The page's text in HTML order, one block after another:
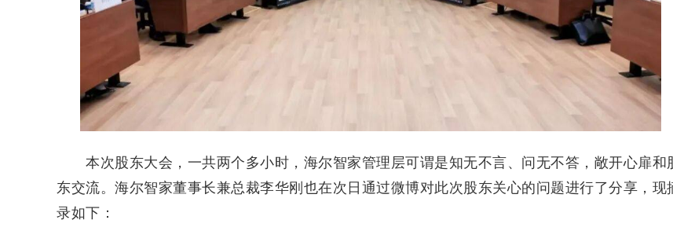
本次股东大会，一共两个多小时，海尔智家管理层可谓是知无不言、问无不答，敞开心扉和
东交流。海尔智家董事长兼总裁李华刚也在次日通过微博对此次股东关心的问题进行了分享，现
录如下：